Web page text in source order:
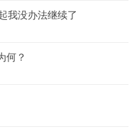
我没办法继续了
何？